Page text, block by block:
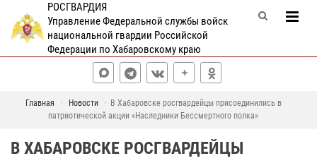
РОСГВАРДИЯ
Управление Федеральной службы войск
национальной гвардии Российской
Федерации по Хабаровскому краю
Главная Новости
В Хабаровске росгвардейцы присоединились в
патриотической акции «Наследники Бессмертного полка»
В ХАБАРОВСКЕ РОСГВАРДЕЙЦЫ